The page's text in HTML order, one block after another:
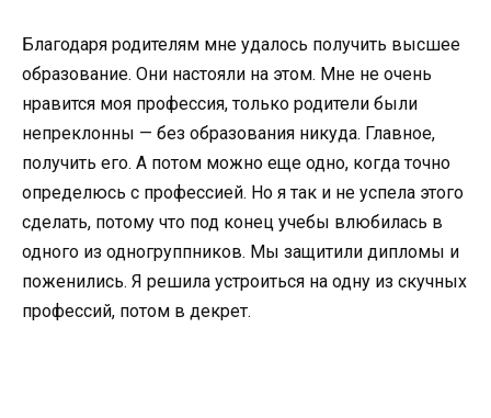
Благодаря родителям мне удалось получить высшее
образование. Они настояли на этом. Мне не очень
нравится моя профессия, только родители были
непреклонны — без образования никуда. Главное,
получить его. А потом можно еще одно, когда точно
определюсь с профессией. Но я так и не успела этого
сделать, потому что под конец учебы влюбилась в
одного из одногруппников. Мы защитили дипломы и
поженились. Я решила устроиться на одну из скучных
профессий, потом в декрет.